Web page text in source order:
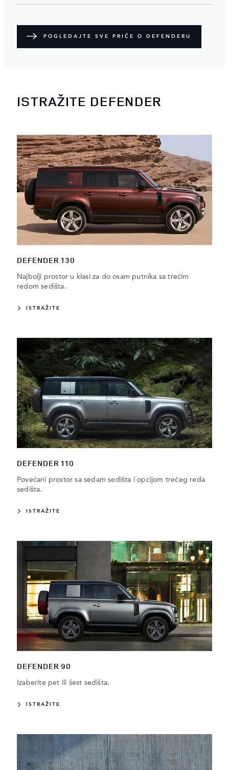
POGLEDAJTE SVE PRIČE O DEFENDERU
ISTRAŽITE DEFENDER
DEFENDER 130
Najbolji prostor u klasi za do osam putnika sa trećim
redom sedišta.
ISTRAŽITE
DEFENDER 110
Povećani prostor sa sedam sedišta i opcijom trećeg reda
sedišta.
ISTRAŽITE
DEFENDER 90
Izaberite pet ili šest sedišta.
ISTRAŽITE